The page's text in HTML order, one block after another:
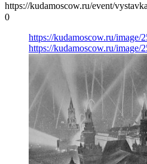
https://kudamoscow.ru/event/
0
https://kudamoscow.ru/image/
https://kudamoscow.ru/image/